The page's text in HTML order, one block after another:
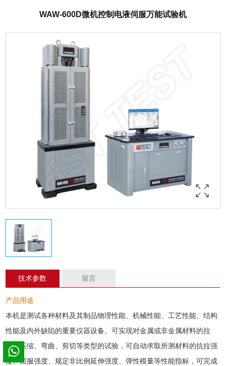
WAW-600D微机控制电液伺服万能试验机
技术参数 留言
产品用途
本机是测试各种材料及其制品物理性能、机械性能、工艺性能、结构
性能及内外缺陷的重要仪器设备。可实现对金属或非金属材料的拉
伸、压缩、弯曲、剪切等类型的试验，可自动求取所测材料的抗拉强
度、屈服强度、规定非比例延伸强度、弹性模量等性能指标，可完成